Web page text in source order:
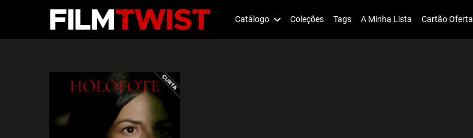
Catálogo Coleções Tags A Minha Lista Cartão Oferta